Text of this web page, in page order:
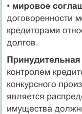
• мировое
договоренности
кредиторами
долгов.
контролем
конкурсного
является
имущества